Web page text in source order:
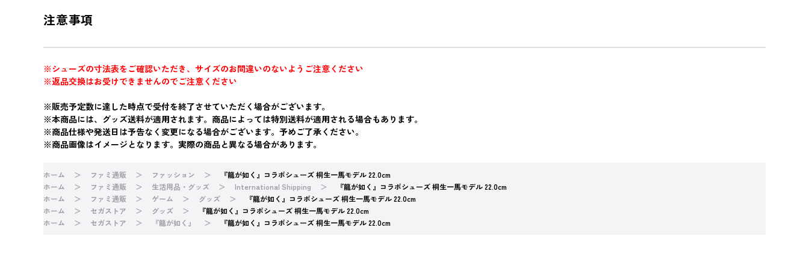
注意事項
※シューズの寸法表をご確認いただき、サイズのお間違いのないようご注意ください
※返品交換はお受けできませんのでご注意ください
※販売予定数に達した時点で受付を終了させていただく場合がございます。
※本商品には、グッズ送料が適用されます。商品によっては特別送料が適用される場合もあります。
※商品仕様や発送日は予告なく変更になる場合がございます。予めご了承ください。
※商品画像はイメージとなります。実際の商品と異なる場合があります。
ホーム ファミ通販 ファッション
『龍が如く』コラボシューズ 桐生一馬モデル 22.0cm
ホーム
ファミ通販 生活用品・グッズ International Shipping
『龍が如く』コラボシューズ 桐生一馬モデル 22.0cm
ホーム
ファミ通販 ゲーム グッズ
『龍が如く』コラボシューズ 桐生一馬モデル 22.0cm
ホーム
セガストア グッズ
『龍が如く』コラボシューズ 桐生一馬モデル 22.0cm
ホーム
セガストア 『龍が如く』 『龍が如く』コラボシューズ 桐生一馬モデル 22.0cm